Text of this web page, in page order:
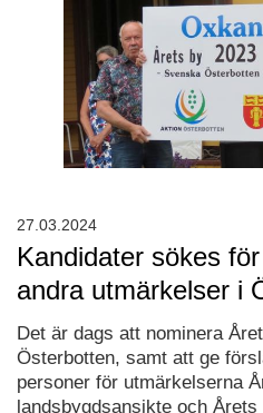
Kandidater sökes
andra utmärkelser i
Det är dags att nominera
Österbotten, samt att ge
personer för utmärkelserna
landsbygdsansikte och
27.03.2024